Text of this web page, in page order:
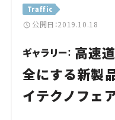
Traffic
公開日：2019.10.18
ギャラリー： 高速
全にする新製
イテクノフェ
Cars
Lifestyle
Traffic
Special